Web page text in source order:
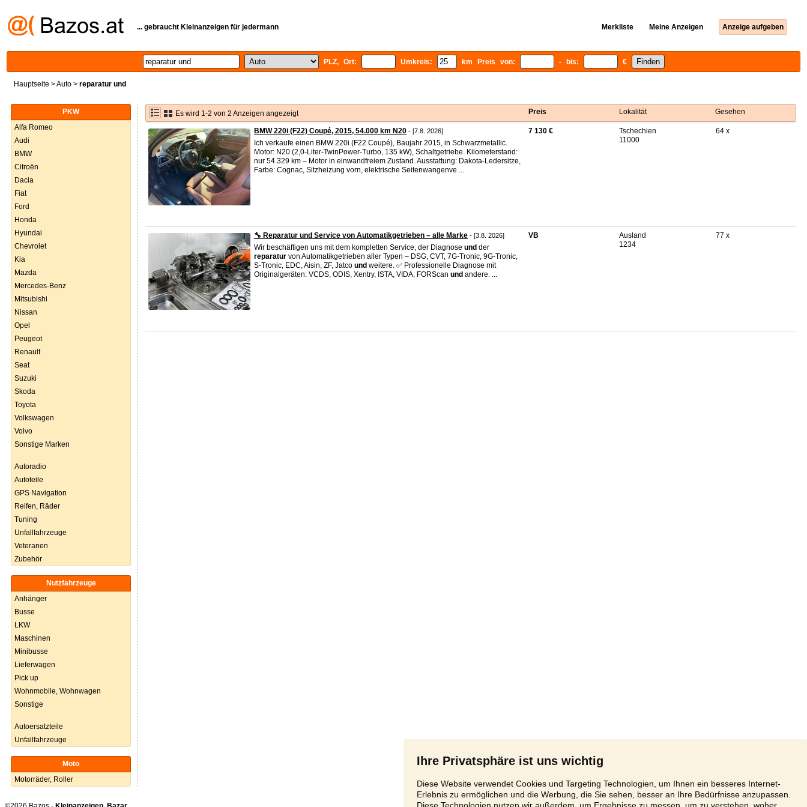
Ihre Privatsphäre ist uns wichtig
Diese Website verwendet Cookies und Targeting Technologien, um Ihnen ein besseres Internet-
Erlebnis zu ermöglichen und die Werbung, die Sie sehen, besser an Ihre Bedürfnisse anzupassen.
Diese Technologien nutzen wir außerdem, um Ergebnisse zu messen, um zu verstehen, woher
... gebraucht Kleinanzeigen für jedermann Merkliste Meine Anzeigen Anzeige aufgeben
PLZ, Ort: Umkreis: km Preis von: - bis: €
Hauptseite >Auto > reparatur und
PKW
Alfa Romeo
Audi
BMW
Citroën
Dacia
Fiat
Ford
Honda
Hyundai
Chevrolet
Kia
Mazda
Mercedes-Benz
Mitsubishi
Nissan
Opel
Peugeot
Renault
Seat
Suzuki
Skoda
Toyota
Volkswagen
Volvo
Sonstige Marken
Autoradio
Autoteile
GPS Navigation
Reifen, Räder
Tuning
Unfallfahrzeuge
Veteranen
Zubehör
Nutzfahrzeuge
Anhänger
Busse
LKW
Maschinen
Minibusse
Lieferwagen
Pick up
Wohnmobile, Wohnwagen
Sonstige
Autoersatzteile
Unfallfahrzeuge
Moto
Motorräder, Roller
Es wird 1-2 von 2 Anzeigen angezeigt Preis Lokalität Gesehen
BMW 220i (F22) Coupé, 2015, 54.000 km N20 - [7.8. 2026]
Ich verkaufe einen BMW 220i (F22 Coupé), Baujahr 2015, in Schwarzmetallic.
Motor: N20 (2,0-Liter-TwinPower-Turbo, 135 kW), Schaltgetriebe. Kilometerstand:
nur 54.329 km – Motor in einwandfreiem Zustand. Ausstattung: Dakota-Ledersitze,
Farbe: Cognac, Sitzheizung vorn, elektrische Seitenwangenve ...
7 130 €
Tschechien
11000
64 x
🔧 Reparatur und Service von Automatikgetrieben – alle Marke - [3.8. 2026]
Wir beschäftigen uns mit dem kompletten Service, der Diagnose und der
reparatur von Automatikgetrieben aller Typen – DSG, CVT, 7G-Tronic, 9G-Tronic,
S-Tronic, EDC, Aisin, ZF, Jatco und weitere. ✅ Professionelle Diagnose mit
Originalgeräten: VCDS, ODIS, Xentry, ISTA, VIDA, FORScan und andere. ...
VB
Ausland
1234
77 x